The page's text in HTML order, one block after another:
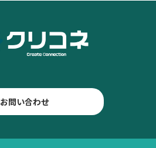
お問い合わせ